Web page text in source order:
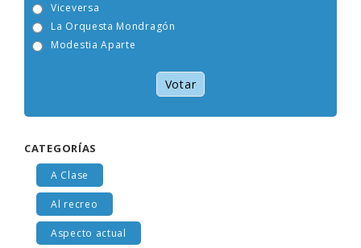
Viceversa
La Orquesta Mondragón
Modestia Aparte
Votar
CATEGORÍAS
A Clase
Al recreo
Aspecto actual